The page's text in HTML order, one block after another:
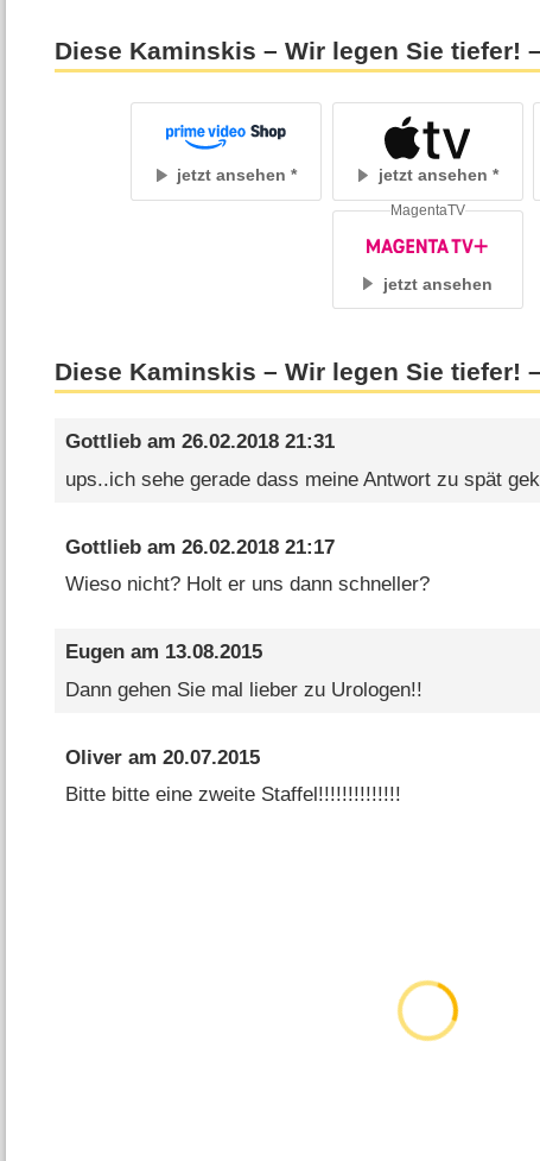
Diese Kaminskis – Wir legen Sie tiefer!
jetzt ansehen jetzt ansehen
jetzt ansehen
MagentaTV
Diese Kaminskis – Wir legen Sie tiefer!
Gottliebam 26.02.2018 21:31
ups..ich sehe gerade dass meine Antwort zu spät
Gottliebam 26.02.2018 21:17
Wieso nicht? Holt er uns dann schneller?
Eugenam 13.08.2015
Dann gehen Sie mal lieber zu Urologen!!
Oliveram 20.07.2015
Bitte bitte eine zweite Staffel!!!!!!!!!!!!!!